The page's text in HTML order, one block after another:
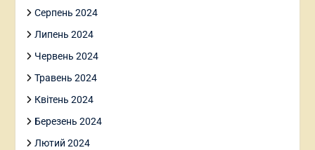
Серпень 2024
Липень 2024
Червень 2024
Травень 2024
Квітень 2024
Березень 2024
Лютий 2024